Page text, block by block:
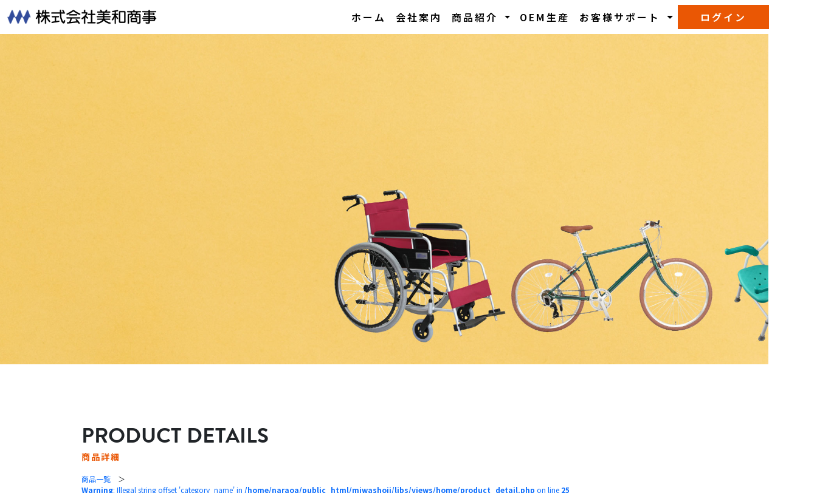
ホーム 会社案内 商品紹介 OEM生産 お客様サポート ログイン
PRODUCT DETAILS
商品詳細
商品一覧 ＞
Warning: Illegal string offset 'category_name' in /home/naraoa/public_html/miwashoji/libs/views/home/product_detail.php on line 25